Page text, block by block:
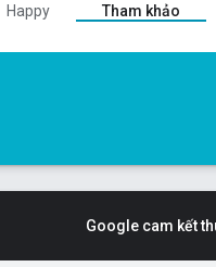
Happy Tham khảo
Google cam kết